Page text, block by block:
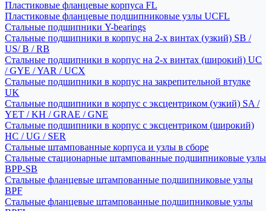
Пластиковые фланцевые корпуса FL
Пластиковые фланцевые подшипниковые узлы UCFL
Стальные подшипники Y-bearings
Стальные подшипники в корпус на 2-х винтах (узкий) SB /
US/ B / RB
Стальные подшипники в корпус на 2-х винтах (широкий) UC
/ GYE / YAR / UCX
Стальные подшипники в корпус на закрепительной втулке
UK
Стальные подшипники в корпус с эксцентриком (узкий) SA /
YET / KH / GRAE / GNE
Стальные подшипники в корпус с эксцентриком (широкий)
HC / UG / SER
Стальные штампованные корпуса и узлы в сборе
Стальные стационарные штампованные подшипниковые узлы
BPP-SB
Стальные фланцевые штампованные подшипниковые узлы
BPF
Стальные фланцевые штампованные подшипниковые узлы